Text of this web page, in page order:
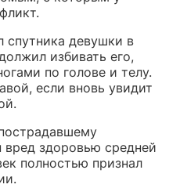
спутника девушки в
избивать его,
по голове и телу.
если вновь увидит
вред здоровью средней
полностью признал